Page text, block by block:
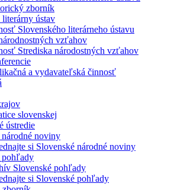
zborník
ústav
Slovenského literárneho ústavu
vzťahov
Strediska národostných vzťahov
a vydavateľská činnosť
slovenskej
ústredie
národné noviny
si Slovenské národné noviny
pohľady
Slovenské pohľady
si Slovenské pohľady